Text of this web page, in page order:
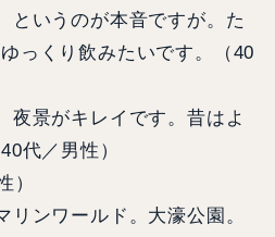
というのが本音ですが。た
っくり飲みたいです。（40
夜景がキレイです。昔はよ
代／男性）
）
リンワールド。大濠公園。